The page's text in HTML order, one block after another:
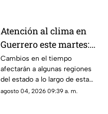
Atención al clima en
Guerrero este martes:
se esperan variaciones
Cambios en el tiempo
afectarán a algunas regiones
del estado a lo largo de esta
jornada.
agosto 04, 2026 09:39 a. m.